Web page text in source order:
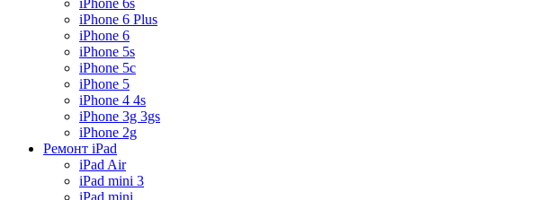
iPhone 6 Plus
iPhone 6
iPhone 5s
iPhone 5c
iPhone 5
iPhone 4 4s
iPhone 3g 3gs
iPhone 2g
Ремонт iPad
iPad Air
iPad mini 3
iPad mini